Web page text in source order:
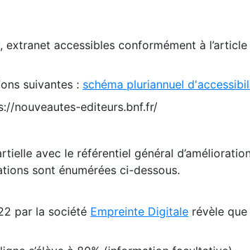
extranet accessibles conformément à
suivantes : schéma pluriannuel
nouveautes-editeurs.bnf.fr/
avec le référentiel général
sont énumérées ci-dessous.
par la société Empreinte Digitale révèle que